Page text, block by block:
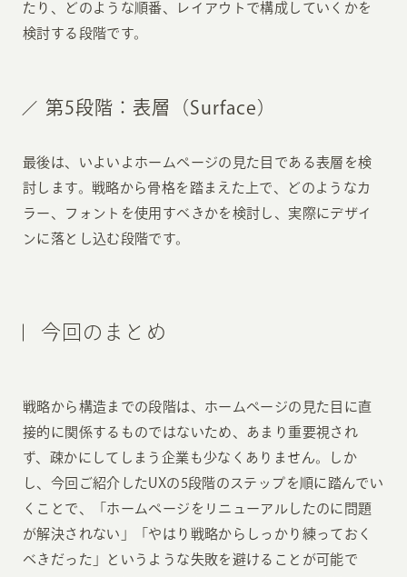
たり、どのような順番、レイアウトで構成していくかを
検討する段階です。
第5段階：表層（Surface）
最後は、いよいよホームページの見た目である表層を検
討します。戦略から骨格を踏まえた上で、どのようなカ
ラー、フォントを使用すべきかを検討し、実際にデザイ
ンに落とし込む段階です。
今回のまとめ
戦略から構造までの段階は、ホームページの見た目に直
接的に関係するものではないため、あまり重要視され
ず、疎かにしてしまう企業も少なくありません。しか
し、今回ご紹介したUXの5段階のステップを順に踏んでい
くことで、「ホームページをリニューアルしたのに問題
が解決されない」「やはり戦略からしっかり練っておく
べきだった」というような失敗を避けることが可能で